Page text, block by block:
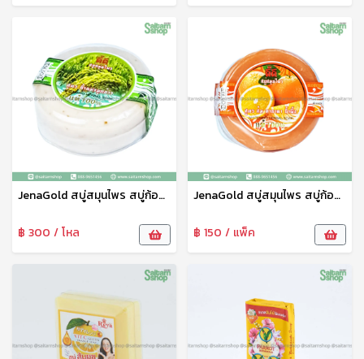
JenaGold สบู่สมุนไพร สบู่ก้อน สบู่อาบน้ำ สูตร น้ำนมจมูกข้าว ตราดี๊ดี
฿ 300 / โหล
JenaGold สบู่สมุนไพร สบู่ก้อน สบู่อาบน้ำ สูตร ส้ม ทานาคา น้ำผึ้ง ตราดี๊ดี
฿ 150 / แพ็ค